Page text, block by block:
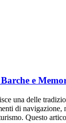
e
una delle
di
Questo